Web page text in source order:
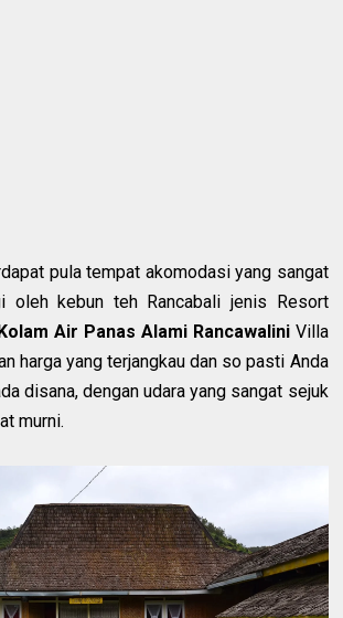
pula tempat akomodasi yang sangat
oleh kebun teh Rancabali jenis Resort
Air Panas Alami Rancawalini Villa
harga yang terjangkau dan so pasti Anda
disana, dengan udara yang sangat sejuk
murni.